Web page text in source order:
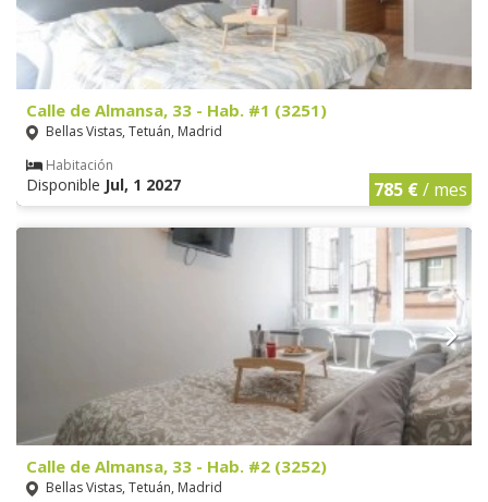
Calle de Almansa, 33 - Hab. #1 (3251)
Bellas Vistas, Tetuán, Madrid
Habitación
Disponible Jul, 1 2027 785 €/ mes
Calle de Almansa, 33 - Hab. #2 (3252)
Bellas Vistas, Tetuán, Madrid